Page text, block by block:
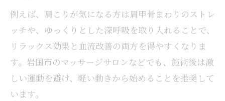
酸素カプセル後のもみほぐし相乗効果とは
もみほぐし後のセルフストレッチポイント
例えば、肩こりが気になる方は肩甲骨まわりのストレ
ッチや、ゆっくりとした深呼吸を取り入れることで、
リラックス効果と血流改善の両方を得やすくなりま
す。岩国市のマッサージサロンなどでも、施術後は激
しい運動を避け、軽い動きから始めることを推奨して
います。